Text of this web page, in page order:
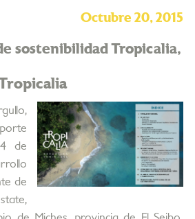
Octubre 20, 2015
sostenibilidad Tropicalia,
de
de